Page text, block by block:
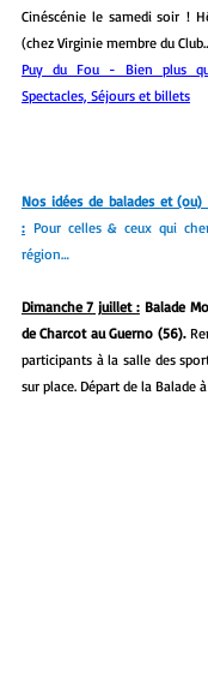
Cinéscénie le samedi soir !
(chez Virginie membre du
Puy du Fou - Bien plus
Spectacles, Séjours et billets
Nos idées de balades et
: Pour celles & ceux qui
région…
Dimanche 7 juillet : Balade
de Charcot au Guerno (56).
participants à la salle des
sur place. Départ de la Balade